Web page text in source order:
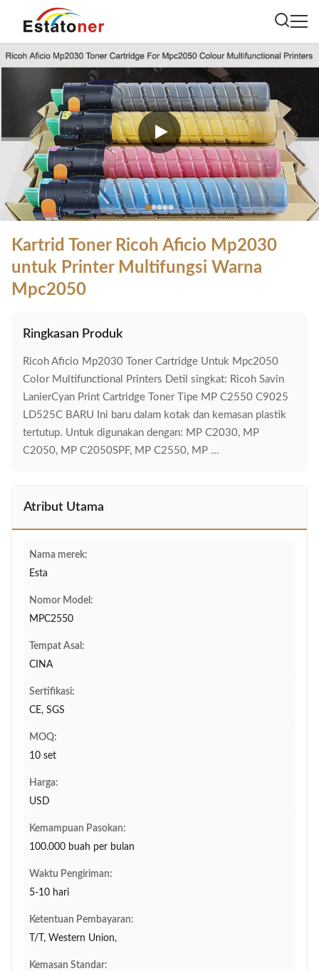
Kartrid Toner Ricoh Aficio Mp2030
untuk Printer Multifungsi Warna
Mpc2050
Ringkasan Produk
Ricoh Aficio Mp2030 Toner Cartridge Untuk Mpc2050
Color Multifunctional Printers Detil singkat: Ricoh Savin
LanierCyan Print Cartridge Toner Tipe MP C2550 C9025
LD525C BARU Ini baru dalam kotak dan kemasan plastik
tertutup. Untuk digunakan dengan: MP C2030, MP
C2050, MP C2050SPF, MP C2550, MP ...
Atribut Utama
Nama merek:
Esta
Nomor Model:
MPC2550
Tempat Asal:
CINA
Sertifikasi:
CE, SGS
MOQ:
10 set
Harga:
USD
Kemampuan Pasokan:
100.000 buah per bulan
Waktu Pengiriman:
5-10 hari
Ketentuan Pembayaran:
T/T, Western Union,
Kemasan Standar: